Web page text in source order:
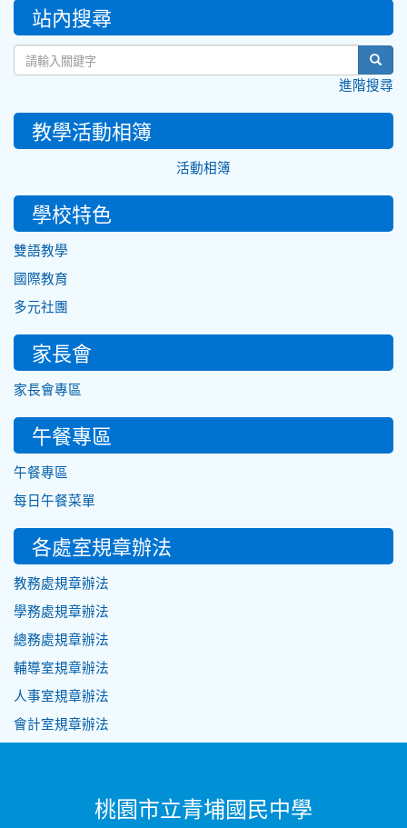
::: 站內搜尋
進階搜尋
教學活動相簿
活動相簿
學校特色
雙語教學
國際教育
多元社團
家長會
家長會專區
午餐專區
午餐專區
每日午餐菜單
各處室規章辦法
教務處規章辦法
學務處規章辦法
總務處規章辦法
輔導室規章辦法
人事室規章辦法
會計室規章辦法
桃園市立青埔國民中學